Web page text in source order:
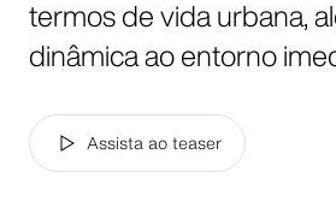
termos de vida urbana,
dinâmica ao entorno
Assista ao teaser